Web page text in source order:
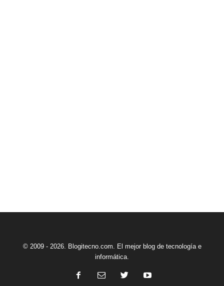
© 2009 - 2026. Blogitecno.com. El mejor blog de tecnología e
informática.